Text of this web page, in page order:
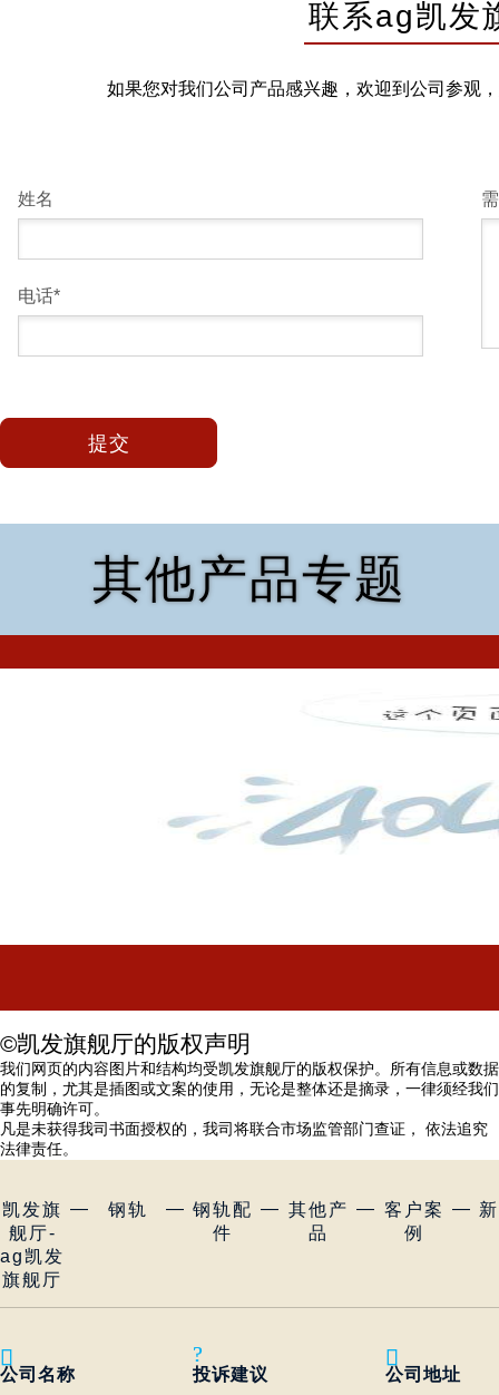
联系ag凯发
如果您对我们公司产品感兴趣，欢迎到公司参观
姓名
电话*
其他产品专题
©凯发旗舰厅的版权声明
我们网页的内容图片和结构均受凯发旗舰厅的版权保护。所有信息或数据
的复制，尤其是插图或文案的使用，无论是整体还是摘录，一律须经我们
事先明确许可。
凡是未获得我司书面授权的，我司将联合市场监管部门查证， 依法追究
法律责任。
凯发旗
舰厅-
ag凯发
旗舰厅
— 钢轨 — 钢轨配
件
— 其他产
品
— 客户案
例
—

公司名称
?
投诉建议

公司地址